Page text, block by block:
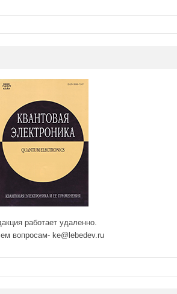
работает удаленно.
вопросам- ke@lebedev.ru